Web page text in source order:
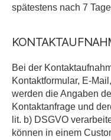
spätestens nach 7
Bei der
Kontaktformular, E-
werden die Angaben
Kontaktanfrage und
lit. b) DSGVO
können in einem